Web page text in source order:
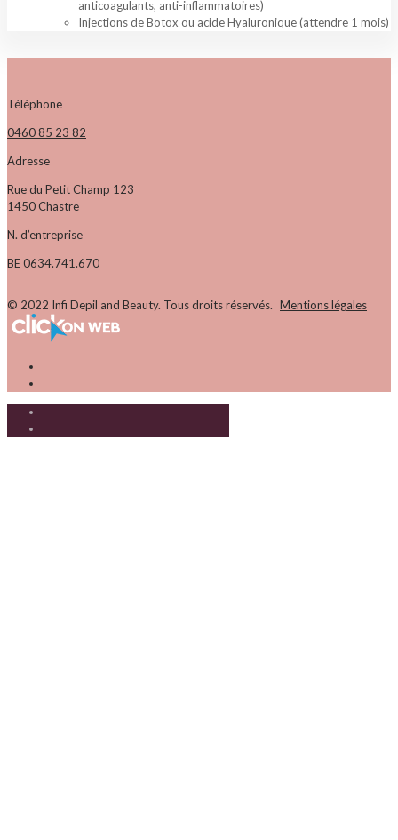
anticoagulants, anti-inflammatoires)
Injections de Botox ou acide Hyaluronique (attendre 1 mois)
Téléphone
0460 85 23 82
Adresse
Rue du Petit Champ 123
1450 Chastre
N. d’entreprise
BE 0634.741.670
© 2022 Infi Depil and Beauty. Tous droits réservés. Mentions légales